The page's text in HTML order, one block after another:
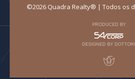
©2026 Quadra Realty® | Todos os
PRODUCED BY
DESIGNED BY DOTTORI